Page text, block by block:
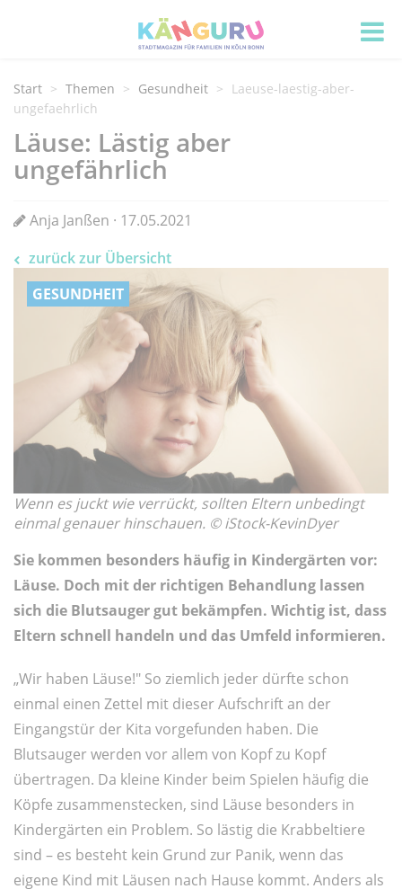
Start Themen Gesundheit
Laeuse-laestig-aber-
ungefaehrlich
Läuse: Lästig aber
ungefährlich
Anja Janßen · 17.05.2021
zurück zur Übersicht
GESUNDHEIT
Wenn es juckt wie verrückt, sollten Eltern unbedingt
einmal genauer hinschauen. © iStock-KevinDyer
Sie kommen besonders häufig in Kindergärten vor:
Läuse. Doch mit der richtigen Behandlung lassen
sich die Blutsauger gut bekämpfen. Wichtig ist, dass
Eltern schnell handeln und das Umfeld informieren.
„Wir haben Läuse!" So ziemlich jeder dürfte schon
einmal einen Zettel mit dieser Aufschrift an der
Eingangstür der Kita vorgefunden haben. Die
Blutsauger werden vor allem von Kopf zu Kopf
übertragen. Da kleine Kinder beim Spielen häufig die
Köpfe zusammenstecken, sind Läuse besonders in
Kindergärten ein Problem. So lästig die Krabbeltiere
sind – es besteht kein Grund zur Panik, wenn das
eigene Kind mit Läusen nach Hause kommt. Anders als